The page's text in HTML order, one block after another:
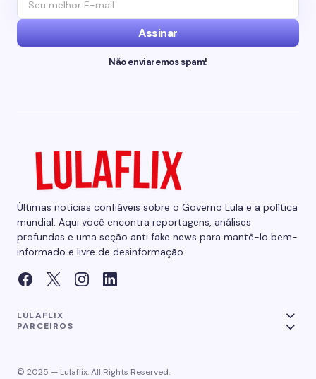
Assinar
Não enviaremos spam!
Últimas notícias confiáveis sobre o Governo Lula e a política
mundial. Aqui você encontra reportagens, análises
profundas e uma seção anti fake news para mantê-lo bem-
informado e livre de desinformação.
LULAFLIX
PARCEIROS
© 2025 — Lulaflix. All Rights Reserved.